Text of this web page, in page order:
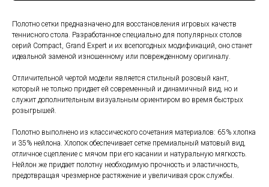
Полотно сетки предназначено для восстановления игровых качеств
теннисного стола. Разработанное специально для популярных столов
серий Compact, Grand Expert и их всепогодных модификаций, оно станет
идеальной заменой изношенному или поврежденному оригиналу.
Отличительной чертой модели является стильный розовый кант,
который не только придает ей современный и динамичный вид, но и
служит дополнительным визуальным ориентиром во время быстрых
розыгрышей.
Полотно выполнено из классического сочетания материалов: 65% хлопка
и 35% нейлона. Хлопок обеспечивает сетке премиальный матовый вид,
отличное сцепление с мячом при его касании и натуральную мягкость.
Нейлон же придает полотну необходимую прочность и эластичность,
предотвращая чрезмерное растяжение и увеличивая срок службы.